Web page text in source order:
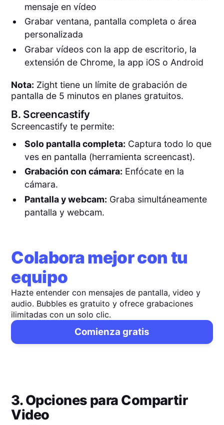
mensaje en vídeo
Grabar ventana, pantalla completa o área
personalizada
Grabar vídeos con la app de escritorio, la
extensión de Chrome, la app iOS o Android
Nota: Zight tiene un límite de grabación de
pantalla de 5 minutos en planes gratuitos.
B. Screencastify
Screencastify te permite:
Solo pantalla completa: Captura todo lo que
ves en pantalla (herramienta screencast).
Grabación con cámara: Enfócate en la
cámara.
Pantalla y webcam: Graba simultáneamente
pantalla y webcam.
Colabora mejor con tu
equipo
Hazte entender con mensajes de pantalla, video y
audio. Bubbles es gratuito y ofrece grabaciones
ilimitadas con un solo clic.
Comienza gratis
3. Opciones para Compartir
Video